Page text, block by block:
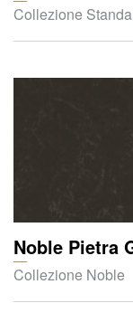
Collezione
Noble Pietra
Collezione Noble